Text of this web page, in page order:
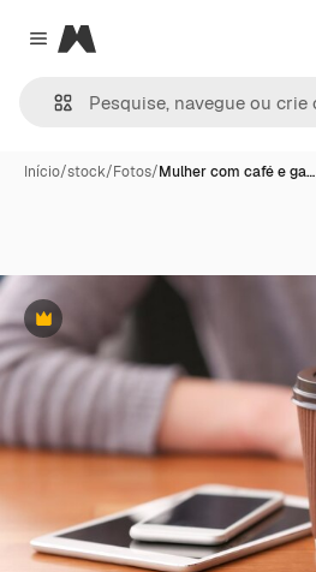
Close menu
Magnific
Início/stock/Fotos/Mulher com café e ga…
Premium